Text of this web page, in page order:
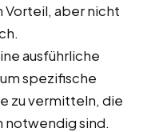
Vorteil, aber nicht
ausführliche
spezifische
zu vermitteln, die
notwendig sind.